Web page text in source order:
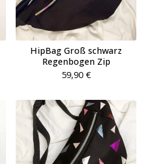
HipBag Groß schwarz
Regenbogen Zip
59,90 €